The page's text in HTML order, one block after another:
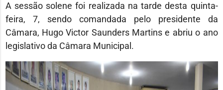
A sessão solene foi realizada na tarde desta quinta-
feira, 7, sendo comandada pelo presidente da
Câmara, Hugo Victor Saunders Martins e abriu o ano
legislativo da Câmara Municipal.